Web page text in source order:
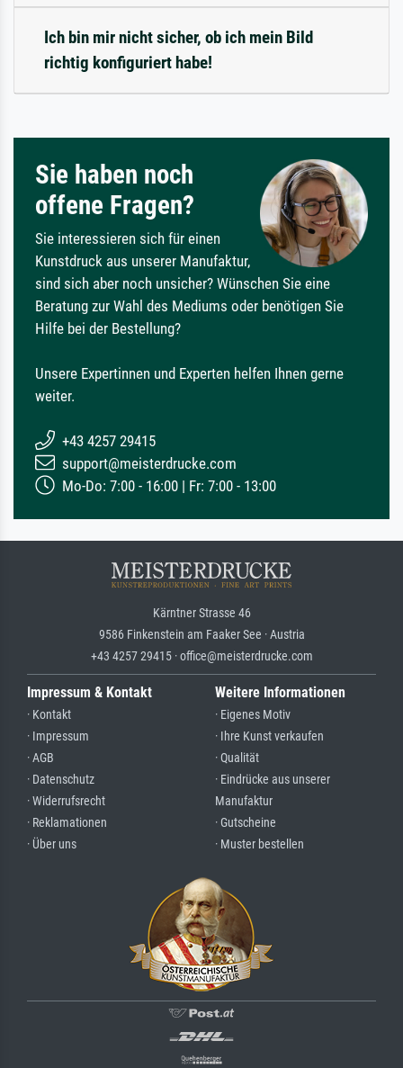
Ich bin mir nicht sicher, ob ich mein Bild
richtig konfiguriert habe!
Sie haben noch
offene Fragen?
Sie interessieren sich für einen
Kunstdruck aus unserer Manufaktur,
sind sich aber noch unsicher? Wünschen Sie eine
Beratung zur Wahl des Mediums oder benötigen Sie
Hilfe bei der Bestellung?
Unsere Expertinnen und Experten helfen Ihnen gerne
weiter.
+43 4257 29415
support@meisterdrucke.com
Mo-Do: 7:00 - 16:00 | Fr: 7:00 - 13:00
Kärntner Strasse 46
9586 Finkenstein am Faaker See · Austria
+43 4257 29415 · office@meisterdrucke.com
Impressum & Kontakt
· Kontakt
· Impressum
· AGB
· Datenschutz
· Widerrufsrecht
· Reklamationen
· Über uns
Weitere Informationen
· Eigenes Motiv
· Ihre Kunst verkaufen
· Qualität
· Eindrücke aus unserer
Manufaktur
· Gutscheine
· Muster bestellen